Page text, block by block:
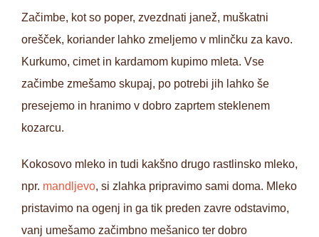
Začimbe, kot so poper, zvezdnati janež, muškatni
orešček, koriander lahko zmeljemo v mlinčku za kavo.
Kurkumo, cimet in kardamom kupimo mleta. Vse
začimbe zmešamo skupaj, po potrebi jih lahko še
presejemo in hranimo v dobro zaprtem steklenem
kozarcu.
Kokosovo mleko in tudi kakšno drugo rastlinsko mleko,
npr. mandljevo, si zlahka pripravimo sami doma. Mleko
pristavimo na ogenj in ga tik preden zavre odstavimo,
vanj umešamo začimbno mešanico ter dobro